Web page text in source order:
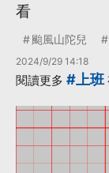
看
颱風山陀兒
2024/9/29 14:18
閱讀更多 #上班